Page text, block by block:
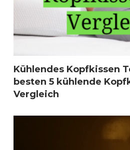
Kühlendes Kopfkissen
besten 5 kühlende
Vergleich